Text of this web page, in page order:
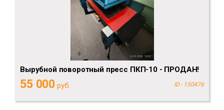
Вырубной поворотный пресс ПКП-10 - ПРОДАН!
55 000 руб. ID - 150476